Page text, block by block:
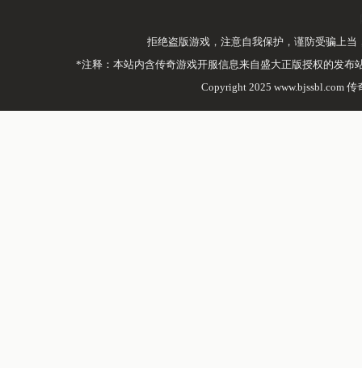
拒绝盗版游戏，注意自我保护，谨防受骗上
*注释：本站内含传奇游戏开服信息来自盛大正版授权的发
Copyright 2025 www.bjssbl.com